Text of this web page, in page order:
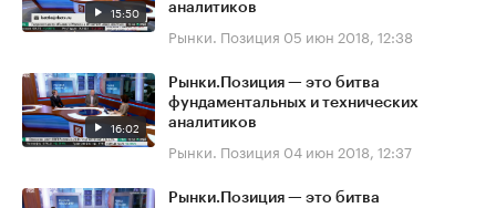
15:50
аналитиков
Рынки. Позиция 05 июн 2018, 12:38
16:02
Рынки.Позиция — это битва
фундаментальных и технических
аналитиков
Рынки. Позиция 04 июн 2018, 12:37
Рынки.Позиция — это битва